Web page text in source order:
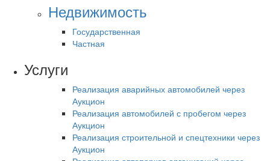
Недвижимость
Государственная
Частная
Услуги
Реализация аварийных автомобилей через
Аукцион
Реализация автомобилей с пробегом через
Аукцион
Реализация строительной и спецтехники через
Аукцион